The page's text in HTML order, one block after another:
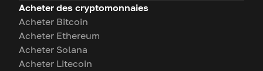
Acheter des cryptomonnaies
Acheter Bitcoin
Acheter Ethereum
Acheter Solana
Acheter Litecoin